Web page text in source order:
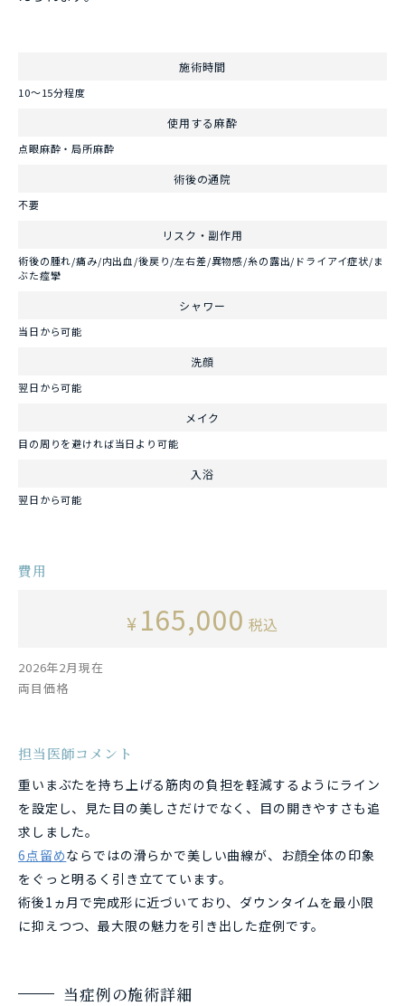
施術時間
10～15分程度
使用する麻酔
点眼麻酔・局所麻酔
術後の通院
不要
リスク・副作用
術後の腫れ/痛み/内出血/後戻り/左右差/異物感/糸の露出/ドライアイ症状/ま
ぶた痙攣
シャワー
当日から可能
洗顔
翌日から可能
メイク
目の周りを避ければ当日より可能
入浴
翌日から可能
費用
¥ 165,000 税込
2026年2月現在
両目価格
担当医師コメント
重いまぶたを持ち上げる筋肉の負担を軽減するようにライン
を設定し、見た目の美しさだけでなく、目の開きやすさも追
求しました。
6点留めならではの滑らかで美しい曲線が、お顔全体の印象
をぐっと明るく引き立てています。
術後1ヵ月で完成形に近づいており、ダウンタイムを最小限
に抑えつつ、最大限の魅力を引き出した症例です。
当症例の施術詳細